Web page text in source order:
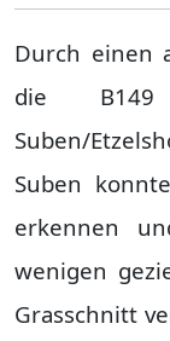
Durch einen
die
Suben/
Suben
erkennen
wenigen
Grasschnitt